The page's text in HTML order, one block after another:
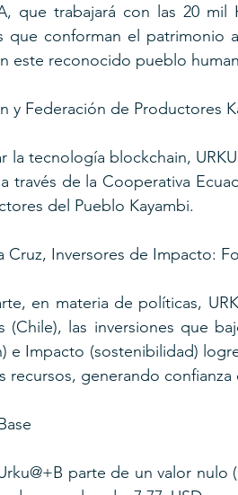
que trabajará con las 20
que conforman el patrimonio
este reconocido pueblo
y Federación de Productores
la tecnología blockchain,
través de la Cooperativa
del Pueblo Kayambi.
Cruz, Inversores de Impacto:
en materia de políticas,
(Chile), las inversiones que
e Impacto (sostenibilidad)
recursos, generando
parte de un valor